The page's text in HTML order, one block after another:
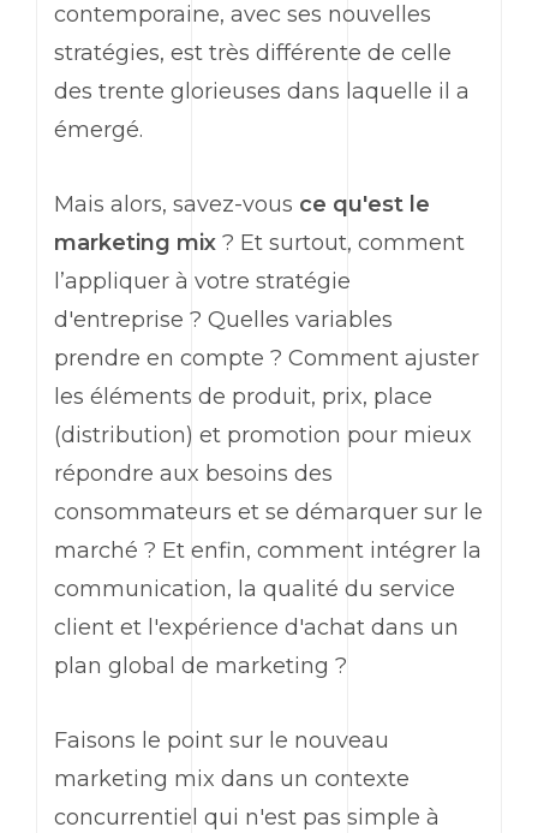
contemporaine, avec ses nouvelles
stratégies, est très différente de celle
des trente glorieuses dans laquelle il a
émergé.
Mais alors, savez-vous ce qu'est le
marketing mix ? Et surtout, comment
l’appliquer à votre stratégie
d'entreprise ? Quelles variables
prendre en compte ? Comment ajuster
les éléments de produit, prix, place
(distribution) et promotion pour mieux
répondre aux besoins des
consommateurs et se démarquer sur le
marché ? Et enfin, comment intégrer la
communication, la qualité du service
client et l'expérience d'achat dans un
plan global de marketing ?
Faisons le point sur le nouveau
marketing mix dans un contexte
concurrentiel qui n'est pas simple à